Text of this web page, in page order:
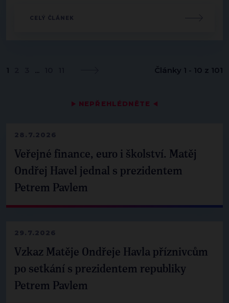
▶ NEPŘEHLÉDNĚTE ◀
28.7.2026
Veřejné finance, euro i školství. Matěj
Ondřej Havel jednal s prezidentem
Petrem Pavlem
29.7.2026
Vzkaz Matěje Ondřeje Havla příznivcům
po setkání s prezidentem republiky
Petrem Pavlem
CELÝ ČLÁNEK
1 ... Články 1 - 10 z 101